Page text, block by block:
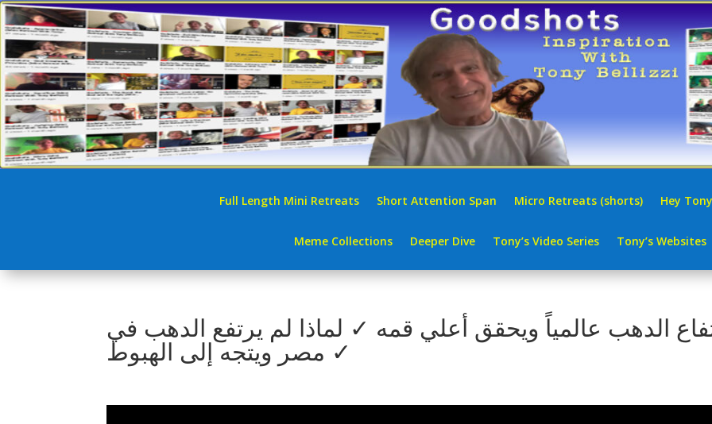
Full Length Mini Retreats Short Attention Span Micro Retreats (shorts) Hey
Meme Collections Deeper Dive Tony’s Video Series Tony’s Websites
الدهب عالمياً ويحقق أعلي قمه ✓ لماذا لم يرتفع الدهب في
مصر ويتجه إلى الهبوط ✓